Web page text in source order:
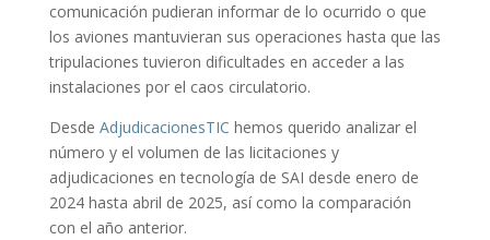
comunicación pudieran informar de lo ocurrido o que
los aviones mantuvieran sus operaciones hasta que las
tripulaciones tuvieron dificultades en acceder a las
instalaciones por el caos circulatorio.
Desde AdjudicacionesTIC hemos querido analizar el
número y el volumen de las licitaciones y
adjudicaciones en tecnología de SAI desde enero de
2024 hasta abril de 2025, así como la comparación
con el año anterior.